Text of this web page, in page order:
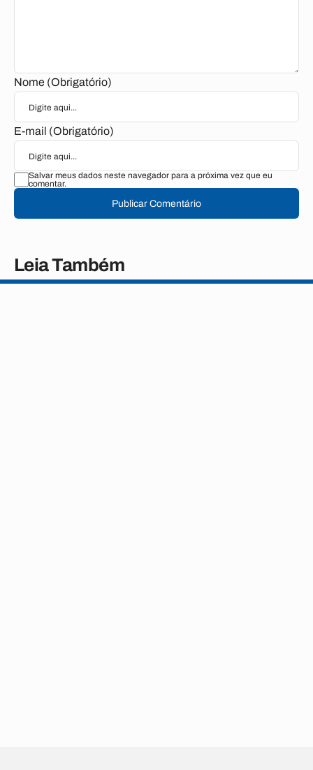
Nome (Obrigatório)
E-mail (Obrigatório)
Salvar meus dados neste navegador para a próxima vez que eu
comentar.
Publicar Comentário
Leia Também